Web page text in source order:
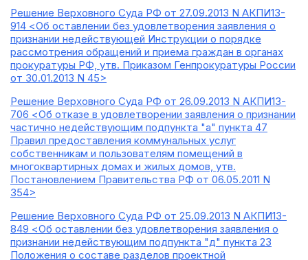
Решение Верховного Суда РФ от 27.09.2013 N АКПИ13-
914 <Об оставлении без удовлетворения заявления о
признании недействующей Инструкции о порядке
рассмотрения обращений и приема граждан в органах
прокуратуры РФ, утв. Приказом Генпрокуратуры России
от 30.01.2013 N 45>
Решение Верховного Суда РФ от 26.09.2013 N АКПИ13-
706 <Об отказе в удовлетворении заявления о признании
частично недействующим подпункта "а" пункта 47
Правил предоставления коммунальных услуг
собственникам и пользователям помещений в
многоквартирных домах и жилых домов, утв.
Постановлением Правительства РФ от 06.05.2011 N
354>
Решение Верховного Суда РФ от 25.09.2013 N АКПИ13-
849 <Об оставлении без удовлетворения заявления о
признании недействующим подпункта "д" пункта 23
Положения о составе разделов проектной